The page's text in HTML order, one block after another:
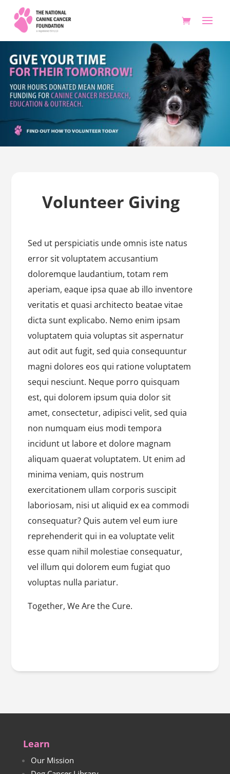
Volunteer Giving
Sed ut perspiciatis unde omnis iste natus
error sit voluptatem accusantium
doloremque laudantium, totam rem
aperiam, eaque ipsa quae ab illo inventore
veritatis et quasi architecto beatae vitae
dicta sunt explicabo. Nemo enim ipsam
voluptatem quia voluptas sit aspernatur
aut odit aut fugit, sed quia consequuntur
magni dolores eos qui ratione voluptatem
sequi nesciunt. Neque porro quisquam
est, qui dolorem ipsum quia dolor sit
amet, consectetur, adipisci velit, sed quia
non numquam eius modi tempora
incidunt ut labore et dolore magnam
aliquam quaerat voluptatem. Ut enim ad
minima veniam, quis nostrum
exercitationem ullam corporis suscipit
laboriosam, nisi ut aliquid ex ea commodi
consequatur? Quis autem vel eum iure
reprehenderit qui in ea voluptate velit
esse quam nihil molestiae consequatur,
vel illum qui dolorem eum fugiat quo
voluptas nulla pariatur.
Together, We Are the Cure.
Learn
Our Mission